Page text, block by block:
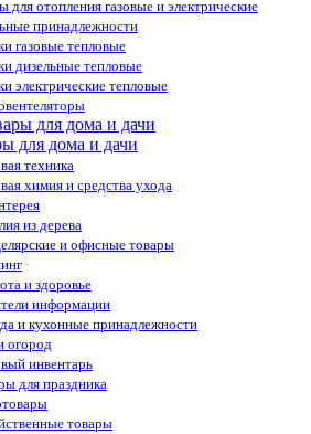
для отопления газовые и электрические
принадлежности
газовые тепловые
дизельные тепловые
электрические тепловые
для дома и дачи
техника
химия и средства ухода
из дерева
и офисные товары
и здоровье
информации
и кухонные принадлежности
огород
инвентарь
для праздника
товары